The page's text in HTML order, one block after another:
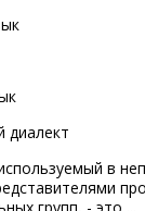
диалект
в